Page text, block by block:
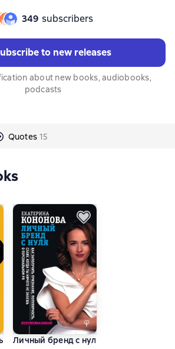
349 subscribers
to new releases
about new books, audiobooks,
podcasts
Quotes 15
жизни. #HarmonyGirl
Личный бренд с нуля. Как заполучить